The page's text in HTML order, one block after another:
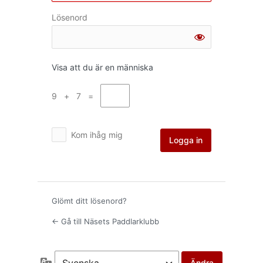
Lösenord
Visa att du är en människa
9 + 7 =
Kom ihåg mig
Glömt ditt lösenord?
← Gå till Näsets Paddlarklubb